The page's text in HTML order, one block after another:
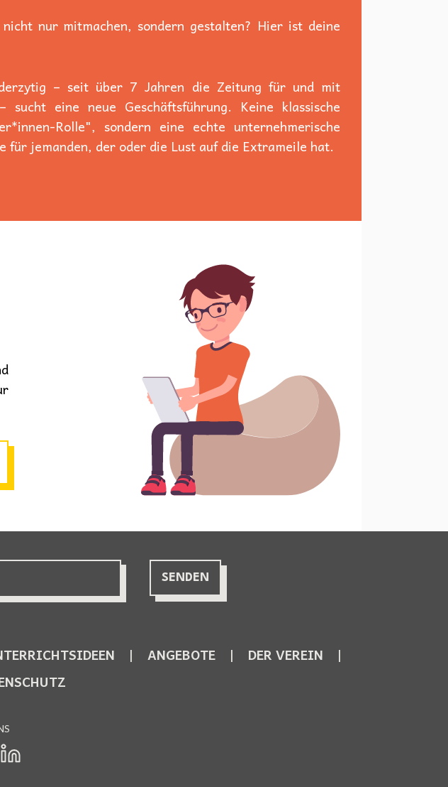
nur mitmachen, sondern gestalten? Hier ist deine
– seit über 7 Jahren die Zeitung für und mit
sucht eine neue Geschäftsführung. Keine klassische
Rolle", sondern eine echte unternehmerische
für jemanden, der oder die Lust auf die Extrameile hat.
ANGEBOTE
DER VEREIN